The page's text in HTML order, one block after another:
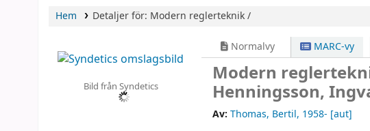
Hem Detaljer för: Modern reglerteknik /
Bild från Syndetics
Normalvy MARC-vy
Modern
Henningsson,
Av: Thomas, Bertil, 1958- [aut]